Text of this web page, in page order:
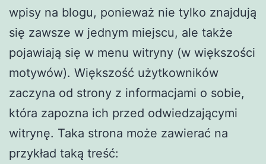
wpisy na blogu, ponieważ nie tylko znajdują
się zawsze w jednym miejscu, ale także
pojawiają się w menu witryny (w większości
motywów). Większość użytkowników
zaczyna od strony z informacjami o sobie,
która zapozna ich przed odwiedzającymi
witrynę. Taka strona może zawierać na
przykład taką treść: